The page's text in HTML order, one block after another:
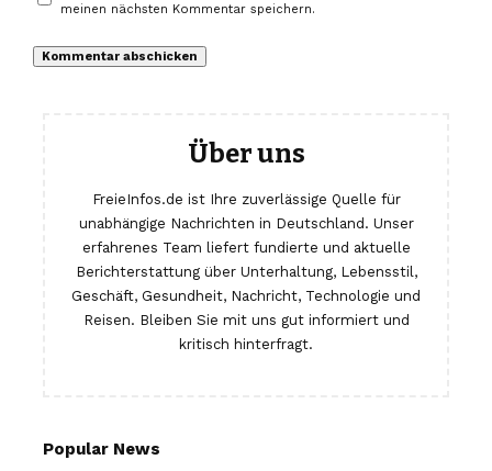
meinen nächsten Kommentar speichern.
Über uns
FreieInfos.de ist Ihre zuverlässige Quelle für
unabhängige Nachrichten in Deutschland. Unser
erfahrenes Team liefert fundierte und aktuelle
Berichterstattung über Unterhaltung, Lebensstil,
Geschäft, Gesundheit, Nachricht, Technologie und
Reisen. Bleiben Sie mit uns gut informiert und
kritisch hinterfragt.
Popular News